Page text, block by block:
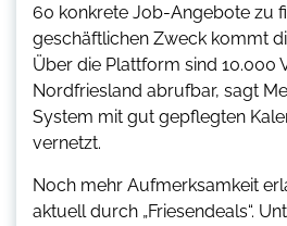
60 konkrete Job-Angebote zu
geschäftlichen Zweck kommt
Über die Plattform sind 10.000
Nordfriesland abrufbar, sagt
System mit gut gepflegten
vernetzt.
Noch mehr Aufmerksamkeit
aktuell durch „Friesendeals“.